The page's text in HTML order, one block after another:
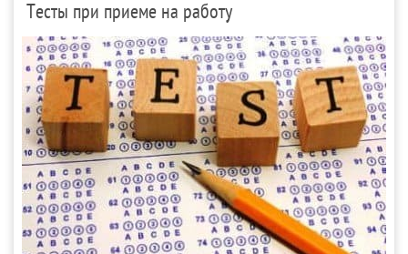
Тесты при приеме на работу